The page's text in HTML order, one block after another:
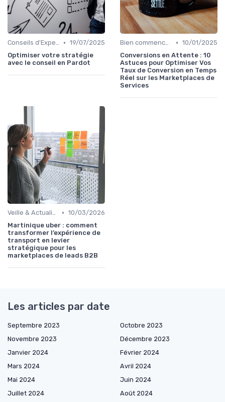
Conseils d'Experts • 19/07/2025
Optimiser votre stratégie
avec le conseil en Pardot
Bien commencer son projet • 10/01/2025
Conversions en Attente : 10
Astuces pour Optimiser Vos
Taux de Conversion en Temps
Réel sur les Marketplaces de
Services
Veille & Actualités • 10/03/2026
Martinique uber : comment
transformer l’expérience de
transport en levier
stratégique pour les
marketplaces de leads B2B
Les articles par date
Septembre 2023
Octobre 2023
Novembre 2023
Décembre 2023
Janvier 2024
Février 2024
Mars 2024
Avril 2024
Mai 2024
Juin 2024
Juillet 2024
Août 2024